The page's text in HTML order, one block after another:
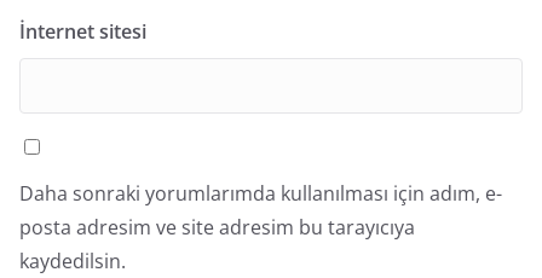
İnternet sitesi
Daha sonraki yorumlarımda kullanılması için adım, e-
posta adresim ve site adresim bu tarayıcıya
kaydedilsin.